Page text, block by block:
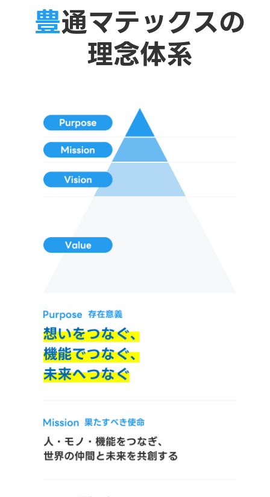
豊通マテックスの
理念体系